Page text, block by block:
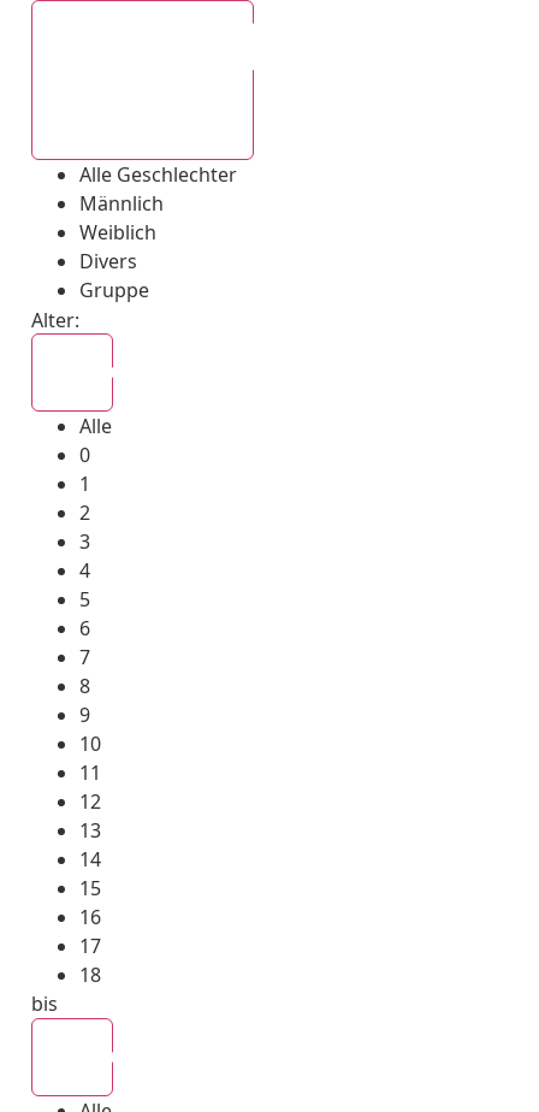
Alle Geschlechter
Männlich
Weiblich
Divers
Gruppe
Alter:
Alle
0
1
2
3
4
5
6
7
8
9
10
11
12
13
14
15
16
17
18
bis